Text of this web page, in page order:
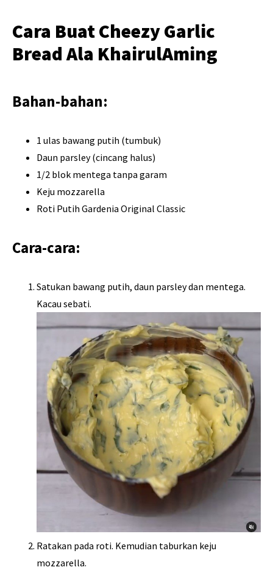
Cara Buat Cheezy Garlic
Bread Ala KhairulAming
Bahan-bahan:
1 ulas bawang putih (tumbuk)
Daun parsley (cincang halus)
1/2 blok mentega tanpa garam
Keju mozzarella
Roti Putih Gardenia Original Classic
Cara-cara:
Satukan bawang putih, daun parsley dan mentega.
Kacau sebati.
Ratakan pada roti. Kemudian taburkan keju
mozzarella.